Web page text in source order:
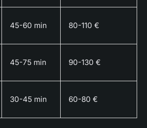
45-60 min 80-110 €
45-75 min 90-130 €
30-45 min 60-80 €